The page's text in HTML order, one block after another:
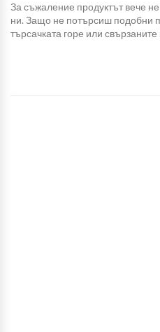
За съжаление продуктът вече
ни. Защо не потърсиш подобни
търсачката горе или